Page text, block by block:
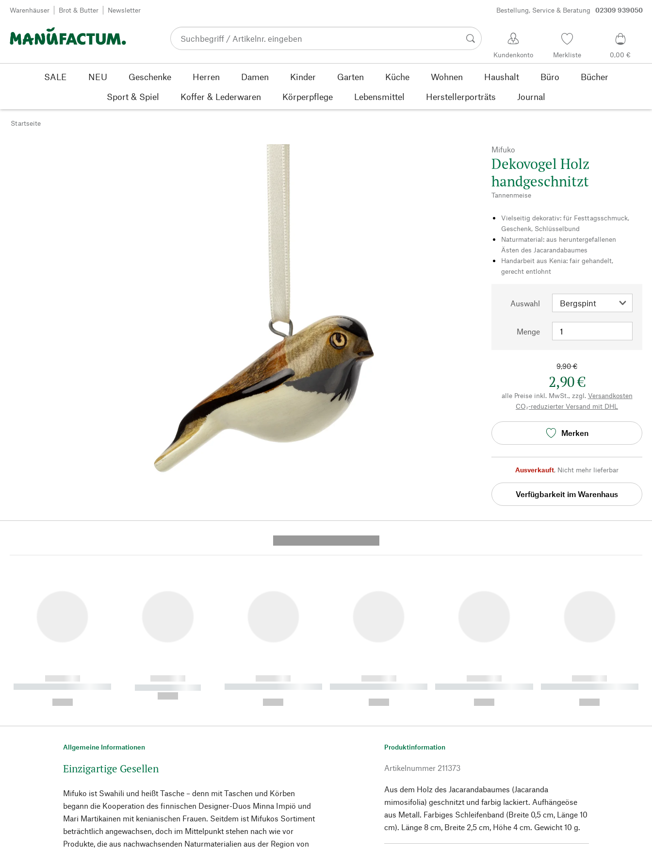
Zum Inhalt springen
Warenhäuser Brot & Butter Newsletter Bestellung, Service & Beratung 02309 939050
Kundenkonto Merkliste 0,00 €
SALE NEU Geschenke Herren Damen Kinder Garten Küche Wohnen Haushalt Büro
Bücher
Sport & Spiel
Koffer & Lederwaren Körperpflege Lebensmittel Herstellerporträts Journal
Startseite
Mifuko
Dekovogel Holz
handgeschnitzt
Tannenmeise
Vielseitig dekorativ: für Festtagsschmuck,
Geschenk, Schlüsselbund
Naturmaterial: aus heruntergefallenen
Ästen des Jacarandabaumes
Handarbeit aus Kenia: fair gehandelt,
gerecht entlohnt
Auswahl
Menge
9,90 €
2,90 €
alle Preise inkl. MwSt., zzgl. Versandkosten
CO₂-reduzierter Versand mit DHL
Merken
Ausverkauft, Nicht mehr lieferbar
Verfügbarkeit im Warenhaus
------------
----------- ----------- ----------
------------
----------- -----------
------------
----------- ----------- ----------
------------
----------- ----------- ----------
------------
----------- ----------- ----------
------------
----------- ----------- ----------
Allgemeine Informationen
Einzigartige Gesellen
Mifuko ist Swahili und heißt Tasche – denn mit Taschen und Körben
begann die Kooperation des finnischen Designer-Duos Minna Impiö und
Mari Martikainen mit kenianischen Frauen. Seitdem ist Mifukos Sortiment
beträchtlich angewachsen, doch im Mittelpunkt stehen nach wie vor
Produkte, die aus nachwachsenden Naturmaterialien aus der Region von
Produktinformation
Artikelnummer 211373
Aus dem Holz des Jacarandabaumes (Jacaranda
mimosifolia) geschnitzt und farbig lackiert. Aufhängeöse
aus Metall. Farbiges Schleifenband (Breite 0,5 cm, Länge 10
cm). Länge 8 cm, Breite 2,5 cm, Höhe 4 cm. Gewicht 10 g.